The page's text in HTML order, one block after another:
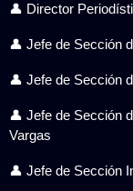
👤 Director
👤 Jefe de Sección
👤 Jefe de Sección
👤 Jefe de Sección
Vargas
👤 Jefe de Sección